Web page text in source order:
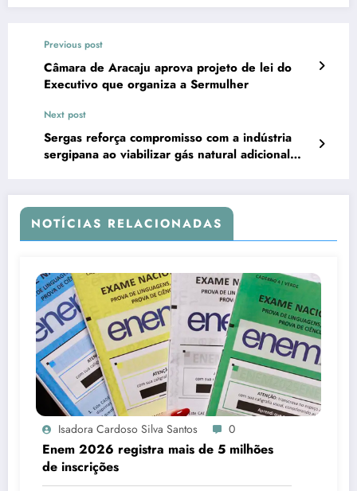
Previous post
Câmara de Aracaju aprova projeto de lei do
Executivo que organiza a Sermulher
Next post
Sergas reforça compromisso com a indústria
sergipana ao viabilizar gás natural adicional
NOTÍCIAS RELACIONADAS
Isadora Cardoso Silva Santos 0
Enem 2026 registra mais de 5 milhões
de inscrições